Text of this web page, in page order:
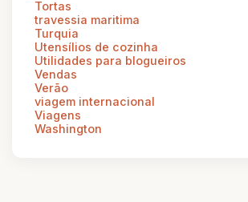
Tortas
travessia maritima
Turquia
Utensílios de cozinha
Utilidades para blogueiros
Vendas
Verão
viagem internacional
Viagens
Washington